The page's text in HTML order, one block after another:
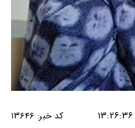
کد خبر: ۱۳۶۴۶